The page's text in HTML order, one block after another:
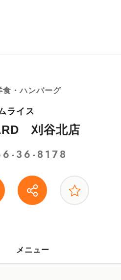
食・ハンバーグ
ライス
刈谷北店
36-8178
メニュー